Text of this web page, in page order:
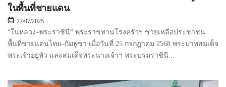
ในพื้นที่ชายแดน
27/07/2025
“ในหลวง–พระราชินี” พระราชทานโรงครัวฯ ช่วยเหลือประชาชน
พื้นที่ชายแดนไทย–กัมพูชา เมื่อวันที่ 25 กรกฎาคม 2568 พระบาทสมเด็จ
พระเจ้าอยู่หัว และสมเด็จพระนางเจ้าฯ พระบรมราชินี...